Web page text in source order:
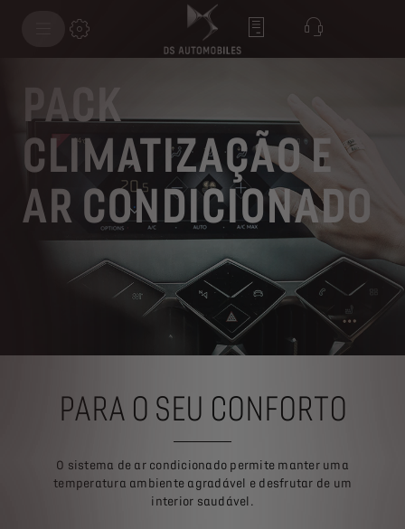
PACK
CLIMATIZAÇÃO E
AR CONDICIONADO
PARA O SEU CONFORTO
O sistema de ar condicionado permite manter uma
temperatura ambiente agradável e desfrutar de um
interior saudável.